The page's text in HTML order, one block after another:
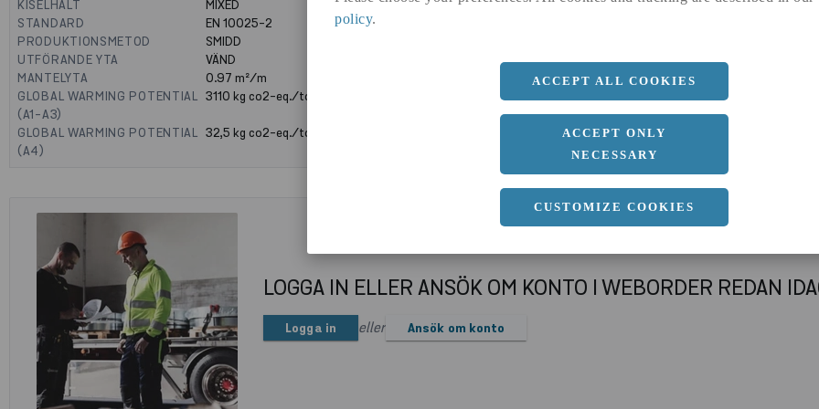
policy.
ACCEPT ALL COOKIES
ACCEPT ONLY
NECESSARY
CUSTOMIZE COOKIES
KISELHALT
MIXED
STANDARD
EN 10025-2
PRODUKTIONSMETOD
SMIDD
UTFÖRANDE YTA
VÄND
MANTELYTA
0.97m²/m
GLOBAL WARMING POTENTIAL
(A1-A3)
3110kg co2-eq./ton
GLOBAL WARMING POTENTIAL
(A4)
32,5kg co2-eq./ton
LOGGA IN ELLER ANSÖK OM KONTO I WEBORDER REDAN
Logga in eller Ansök om konto